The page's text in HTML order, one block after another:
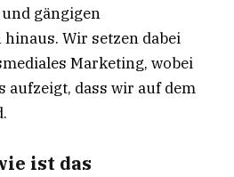
gängigen
Wir setzen dabei
Marketing, wobei
aufzeigt, dass wir auf dem
ist das